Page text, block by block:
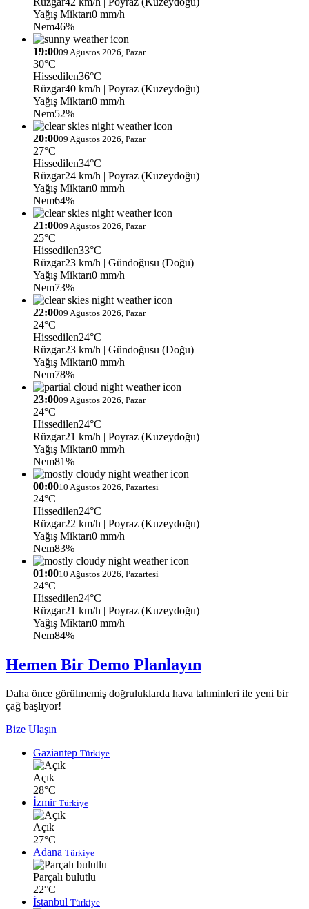
Yağış Miktarı0 mm/h
Nem46%
19:0009 Ağustos 2026, Pazar
30°C
Hissedilen36°C
Rüzgar40 km/h | Poyraz (Kuzeydoğu)
Yağış Miktarı0 mm/h
Nem52%
20:0009 Ağustos 2026, Pazar
27°C
Hissedilen34°C
Rüzgar24 km/h | Poyraz (Kuzeydoğu)
Yağış Miktarı0 mm/h
Nem64%
21:0009 Ağustos 2026, Pazar
25°C
Hissedilen33°C
Rüzgar23 km/h | Gündoğusu (Doğu)
Yağış Miktarı0 mm/h
Nem73%
22:0009 Ağustos 2026, Pazar
24°C
Hissedilen24°C
Rüzgar23 km/h | Gündoğusu (Doğu)
Yağış Miktarı0 mm/h
Nem78%
23:0009 Ağustos 2026, Pazar
24°C
Hissedilen24°C
Rüzgar21 km/h | Poyraz (Kuzeydoğu)
Yağış Miktarı0 mm/h
Nem81%
00:0010 Ağustos 2026, Pazartesi
24°C
Hissedilen24°C
Rüzgar22 km/h | Poyraz (Kuzeydoğu)
Yağış Miktarı0 mm/h
Nem83%
01:0010 Ağustos 2026, Pazartesi
24°C
Hissedilen24°C
Rüzgar21 km/h | Poyraz (Kuzeydoğu)
Yağış Miktarı0 mm/h
Nem84%
Hemen Bir Demo Planlayın
Daha önce görülmemiş doğruluklarda hava tahminleri ile yeni bir
çağ başlıyor!
Bize Ulaşın
Gaziantep Türkiye
Açık
28°C
İzmir Türkiye
Açık
27°C
Adana Türkiye
Parçalı bulutlu
22°C
İstanbul Türkiye